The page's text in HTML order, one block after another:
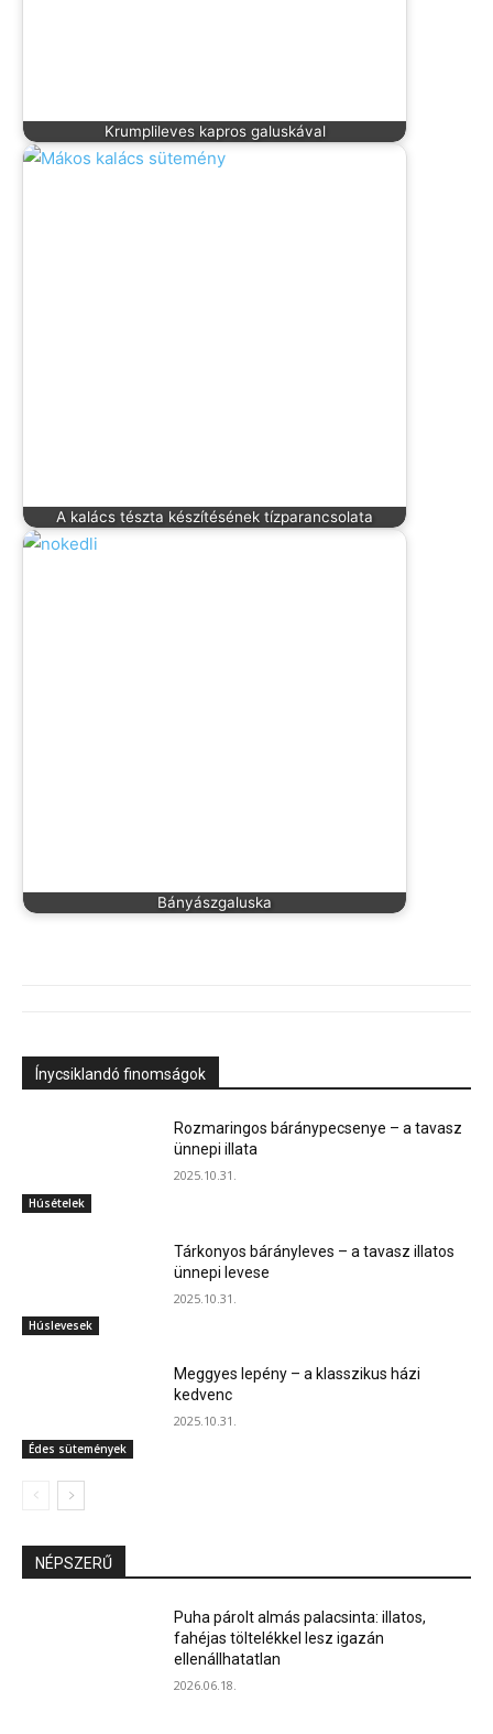
Krumplileves kapros galuskával
A kalács tészta készítésének tízparancsolata
Bányászgaluska
Ínycsiklandó finomságok
Húsételek
Rozmaringos báránypecsenye – a tavasz
ünnepi illata
2025.10.31.
Húslevesek
Tárkonyos bárányleves – a tavasz illatos
ünnepi levese
2025.10.31.
Édes sütemények
Meggyes lepény – a klasszikus házi
kedvenc
2025.10.31.
NÉPSZERŰ
Puha párolt almás palacsinta: illatos,
fahéjas töltelékkel lesz igazán
ellenállhatatlan
2026.06.18.